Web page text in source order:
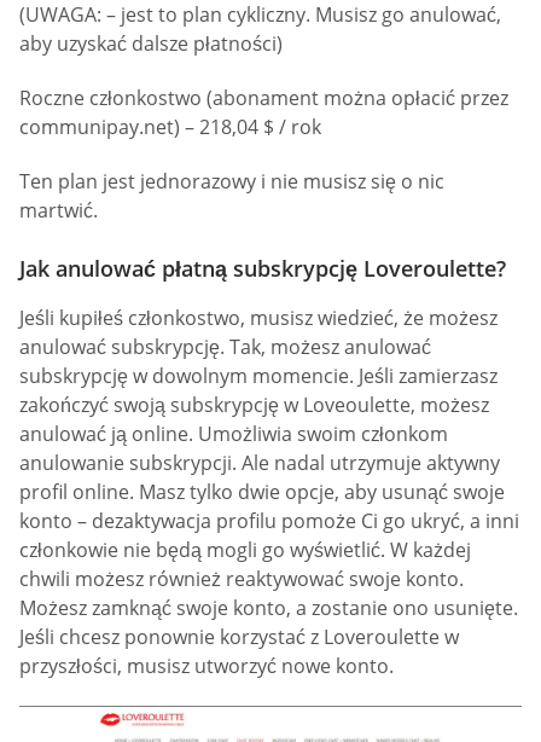
(UWAGA: – jest to plan cykliczny. Musisz go anulować,
aby uzyskać dalsze płatności)
Roczne członkostwo (abonament można opłacić przez
communipay.net) – 218,04 $ / rok
Ten plan jest jednorazowy i nie musisz się o nic
martwić.
Jak anulować płatną subskrypcję Loveroulette?
Jeśli kupiłeś członkostwo, musisz wiedzieć, że możesz
anulować subskrypcję. Tak, możesz anulować
subskrypcję w dowolnym momencie. Jeśli zamierzasz
zakończyć swoją subskrypcję w Loveoulette, możesz
anulować ją online. Umożliwia swoim członkom
anulowanie subskrypcji. Ale nadal utrzymuje aktywny
profil online. Masz tylko dwie opcje, aby usunąć swoje
konto – dezaktywacja profilu pomoże Ci go ukryć, a inni
członkowie nie będą mogli go wyświetlić. W każdej
chwili możesz również reaktywować swoje konto.
Możesz zamknąć swoje konto, a zostanie ono usunięte.
Jeśli chcesz ponownie korzystać z Loveroulette w
przyszłości, musisz utworzyć nowe konto.